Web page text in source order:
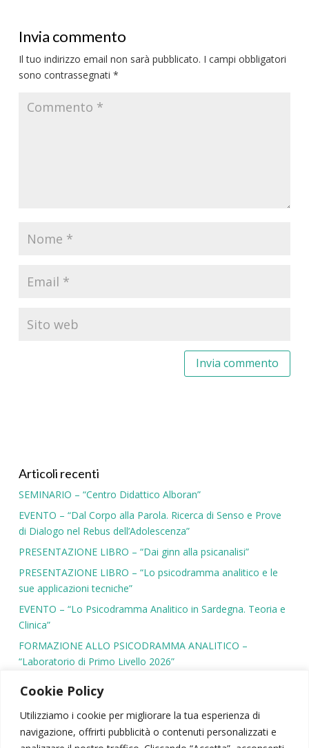
Cookie Policy
Utilizziamo i cookie per migliorare la tua esperienza di
navigazione, offrirti pubblicità o contenuti personalizzati e
Invia commento
Il tuo indirizzo email non sarà pubblicato. I campi obbligatori
sono contrassegnati *
Articoli recenti
SEMINARIO – “Centro Didattico Alboran”
EVENTO – “Dal Corpo alla Parola. Ricerca di Senso e Prove
di Dialogo nel Rebus dell’Adolescenza”
PRESENTAZIONE LIBRO – “Dai ginn alla psicanalisi”
PRESENTAZIONE LIBRO – “Lo psicodramma analitico e le
sue applicazioni tecniche”
EVENTO – “Lo Psicodramma Analitico in Sardegna. Teoria e
Clinica”
FORMAZIONE ALLO PSICODRAMMA ANALITICO –
“Laboratorio di Primo Livello 2026”
SIPSA| PSICODRAMMA | ATTIVITÀ SCIENTIFICA